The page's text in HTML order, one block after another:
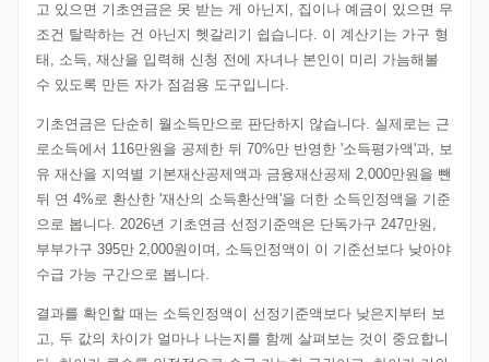
고 있으면 기초연금은 못 받는 게 아닌지, 집이나 예금이 있으면 무
조건 탈락하는 건 아닌지 헷갈리기 쉽습니다. 이 계산기는 가구 형
태, 소득, 재산을 입력해 신청 전에 자녀나 본인이 미리 가늠해볼
수 있도록 만든 자가 점검용 도구입니다.
기초연금은 단순히 월소득만으로 판단하지 않습니다. 실제로는 근
로소득에서 116만원을 공제한 뒤 70%만 반영한 '소득평가액'과, 보
유 재산을 지역별 기본재산공제액과 금융재산공제 2,000만원을 뺀
뒤 연 4%로 환산한 '재산의 소득환산액'을 더한 소득인정액을 기준
으로 봅니다. 2026년 기초연금 선정기준액은 단독가구 247만원,
부부가구 395만 2,000원이며, 소득인정액이 이 기준선보다 낮아야
수급 가능 구간으로 봅니다.
결과를 확인할 때는 소득인정액이 선정기준액보다 낮은지부터 보
고, 두 값의 차이가 얼마나 나는지를 함께 살펴보는 것이 중요합니